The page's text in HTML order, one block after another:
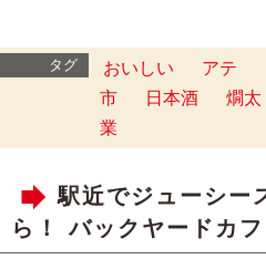
タグ おいしい アテ
市
日本酒 燗太
業
駅近でジューシー
ら！ バックヤードカフ